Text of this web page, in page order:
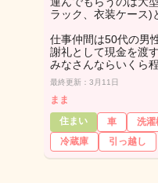
ラック、衣装ケース)
仕事仲間は50代の男
謝礼として現金を渡
みなさんならいくら
最終更新：3月11日
まま
住まい
車 洗濯
冷蔵庫
引っ越し